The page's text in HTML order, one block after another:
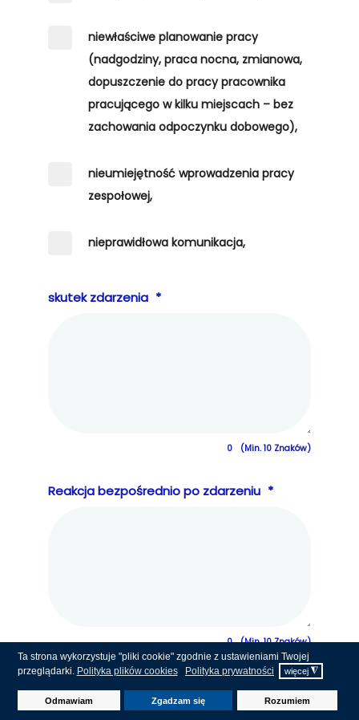
Ta strona wykorzystuje "pliki cookie" zgodnie z ustawieniami Twojej
przeglądarki. Polityka plików cookies Polityka prywatności więcej ◮
Odmawiam Zgadzam się Rozumiem
niewłaściwe planowanie pracy
(nadgodziny, praca nocna, zmianowa,
dopuszczenie do pracy pracownika
pracującego w kilku miejscach – bez
zachowania odpoczynku dobowego),
nieumiejętność wprowadzenia pracy
zespołowej,
nieprawidłowa komunikacja,
skutek zdarzenia *
0 (Min. 10 Znaków)
Reakcja bezpośrednio po zdarzeniu *
0 (Min. 10 Znaków)